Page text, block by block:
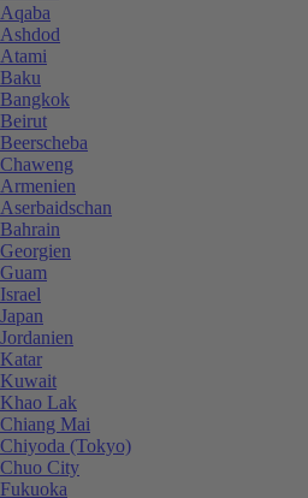
Aqaba
Ashdod
Atami
Baku
Bangkok
Beirut
Beerscheba
Chaweng
Armenien
Aserbaidschan
Bahrain
Georgien
Guam
Israel
Japan
Jordanien
Katar
Kuwait
Khao Lak
Chiang Mai
Chiyoda (Tokyo)
Chuo City
Fukuoka